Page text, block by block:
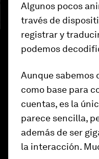
Algunos pocos
través de
registrar y
podemos
Aunque sabemos
como base para
cuentas, es la
parece sencilla,
además de ser
la interacción.